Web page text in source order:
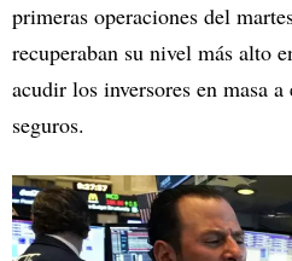
primeras operaciones del
recuperaban su nivel más alto
acudir los inversores en masa
seguros.